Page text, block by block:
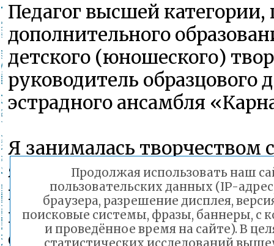
Педагог высшей категории,
дополнительного
детского (юношеского)
руководитель образцового
эстрадного ансамбля
Я занималась творчеством
я занималась в
в 1982-м году, в
педагогическом училище
отделении. Там я получала
Продолжая использовать наш
пользовательских данных (IP-
браузера, разрешение дисплея,
поисковые системы, фразы, баннеры, с
и проведённое время на сайте). В